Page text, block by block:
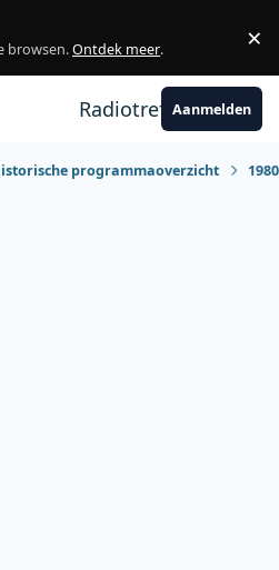
browsen.Ontdek meer. ×
RadiotrefpuntAanmelden
programmaoverzicht 1980